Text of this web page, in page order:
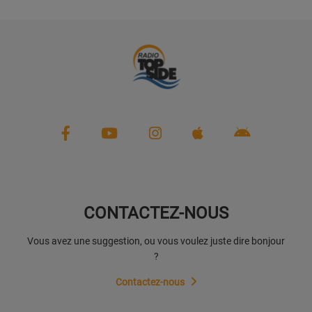
CONTACTEZ-NOUS
Vous avez une suggestion, ou vous voulez juste dire bonjour
?
Contactez-nous